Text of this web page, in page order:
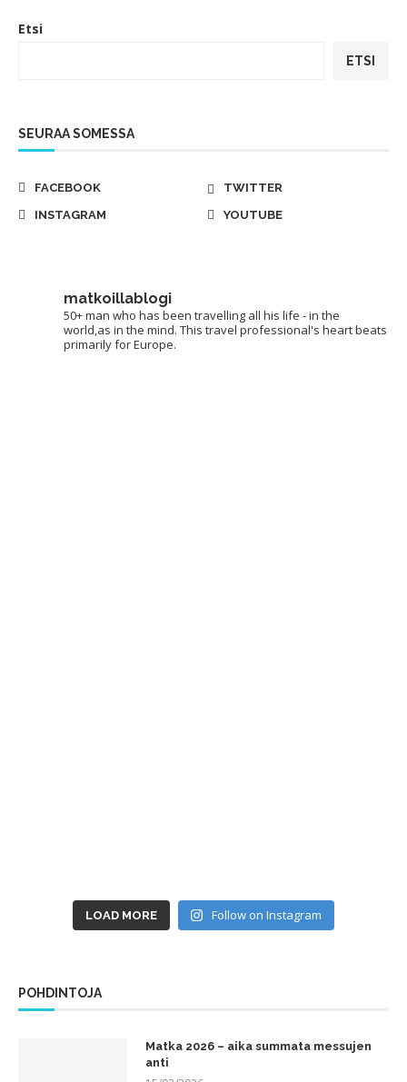
Etsi
ETSI
SEURAA SOMESSA
FACEBOOK
TWITTER
INSTAGRAM
YOUTUBE
matkoillablogi
50+ man who has been travelling all his life - in the
world,as in the mind. This travel professional's heart beats
primarily for Europe.
LOAD MORE Follow on Instagram
POHDINTOJA
Matka 2026 – aika summata messujen
anti